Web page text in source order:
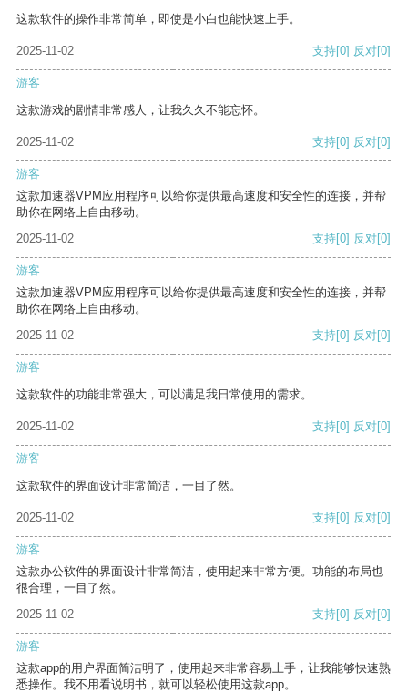
这款软件的操作非常简单，即使是小白也能快速上手。
2025-11-02 支持[0] 反对[0]
游客
这款游戏的剧情非常感人，让我久久不能忘怀。
2025-11-02 支持[0] 反对[0]
游客
这款加速器VPM应用程序可以给你提供最高速度和安全性的连接，并帮
助你在网络上自由移动。
2025-11-02
支持[0] 反对[0]
游客
这款加速器VPM应用程序可以给你提供最高速度和安全性的连接，并帮
助你在网络上自由移动。
2025-11-02
支持[0] 反对[0]
游客
这款软件的功能非常强大，可以满足我日常使用的需求。
2025-11-02 支持[0] 反对[0]
游客
这款软件的界面设计非常简洁，一目了然。
2025-11-02 支持[0] 反对[0]
游客
这款办公软件的界面设计非常简洁，使用起来非常方便。功能的布局也
很合理，一目了然。
2025-11-02
支持[0] 反对[0]
游客
这款app的用户界面简洁明了，使用起来非常容易上手，让我能够快速熟
悉操作。我不用看说明书，就可以轻松使用这款app。